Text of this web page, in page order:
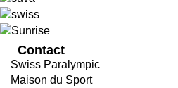
Contact
Swiss Paralympic
Maison du Sport